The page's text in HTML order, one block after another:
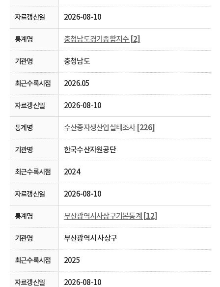
2026-08-10
충청남도경기종합지수 [2]
충청남도
2026.05
2026-08-10
수산종자생산업실태조사 [226]
한국수산자원공단
2024
2026-08-10
부산광역시사상구기본통계 [12]
부산광역시 사상구
2025
2026-08-10